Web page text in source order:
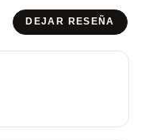
DEJAR RESEÑA